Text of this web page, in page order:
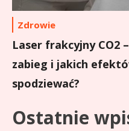
Zdrowie
Laser frakcyjny CO2
zabieg i jakich
spodziewać?
Ostatnie